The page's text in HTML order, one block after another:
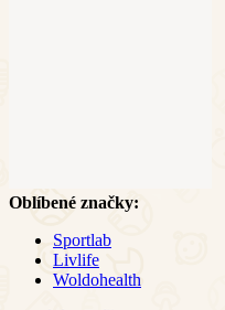
Oblíbené značky:
Sportlab
Livlife
Woldohealth